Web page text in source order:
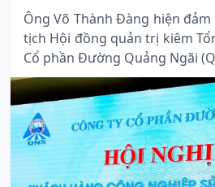
Ông Võ Thành Đàng hiện
tịch Hội đồng quản trị kiêm
Cổ phần Đường Quảng Ngãi